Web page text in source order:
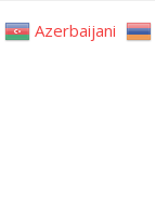
Azerbaijani